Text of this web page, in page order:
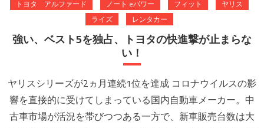
トヨタ アルファード
ノート eパワー フィット
ヤリス
ライズ
レンタカー
強い、ベスト5を独占、トヨタの快進撃が止まらな
い！
ヤリスシリーズが2ヵ月連続1位を達成 コロナウイルスの影
響を直接的に受けてしまっている国内自動車メーカー。中
古車市場が活況を帯びつつある一方で、新車販売台数は大